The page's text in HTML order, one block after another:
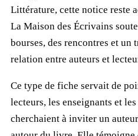
Littérature, cette notice reste
La Maison des Écrivains
bourses, des rencontres et un
relation entre auteurs et
Ce type de fiche servait de
lecteurs, les enseignants et
cherchaient à inviter un